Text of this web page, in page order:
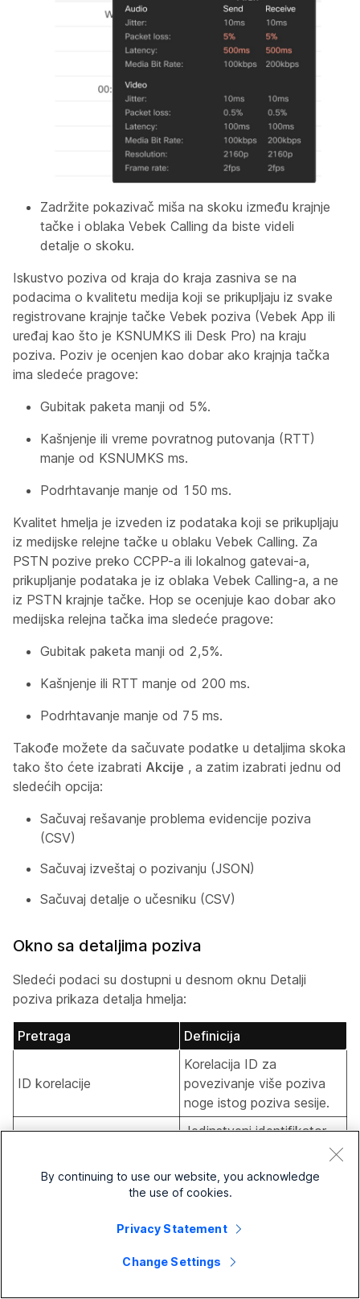
Zadržite pokazivač miša na skoku između krajnje
tačke i oblaka Vebek Calling da biste videli
detalje o skoku.
Iskustvo poziva od kraja do kraja zasniva se na
podacima o kvalitetu medija koji se prikupljaju iz svake
registrovane krajnje tačke Vebek poziva (Vebek App ili
uređaj kao što je KSNUMKS ili Desk Pro) na kraju
poziva. Poziv je ocenjen kao dobar ako krajnja tačka
ima sledeće pragove:
Gubitak paketa manji od 5%.
Kašnjenje ili vreme povratnog putovanja (RTT)
manje od KSNUMKS ms.
Podrhtavanje manje od 150 ms.
Kvalitet hmelja je izveden iz podataka koji se prikupljaju
iz medijske relejne tačke u oblaku Vebek Calling. Za
PSTN pozive preko CCPP-a ili lokalnog gatevai-a,
prikupljanje podataka je iz oblaka Vebek Calling-a, a ne
iz PSTN krajnje tačke. Hop se ocenjuje kao dobar ako
medijska relejna tačka ima sledeće pragove:
Gubitak paketa manji od 2,5%.
Kašnjenje ili RTT manje od 200 ms.
Podrhtavanje manje od 75 ms.
Takođe možete da sačuvate podatke u detaljima skoka
tako što ćete izabrati Akcije , a zatim izabrati jednu od
sledećih opcija:
Sačuvaj rešavanje problema evidencije poziva
(CSV)
Sačuvaj izveštaj o pozivanju (JSON)
Sačuvaj detalje o učesniku (CSV)
Okno sa detaljima poziva
Sledeći podaci su dostupni u desnom oknu Detalji
poziva prikaza detalja hmelja:
Pretraga Definicija
ID korelacije
Korelacija ID za
povezivanje više poziva
noge istog poziva sesije.
Jedinstveni identifikator
povezivanje više obrazaca
poziva povezanih
prenos toka poziva –
By continuing to use our website, you acknowledge
the use of cookies.
Privacy Statement
Change Settings